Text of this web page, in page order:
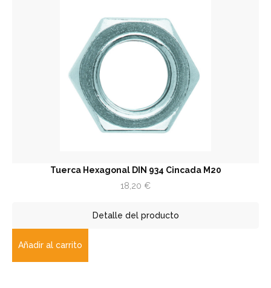
Tuerca Hexagonal DIN 934 Cincada M20
18,20 €
Detalle del producto
Añadir al carrito